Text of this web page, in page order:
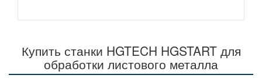
Купить станки HGTECH HGSTART для
обработки листового металла